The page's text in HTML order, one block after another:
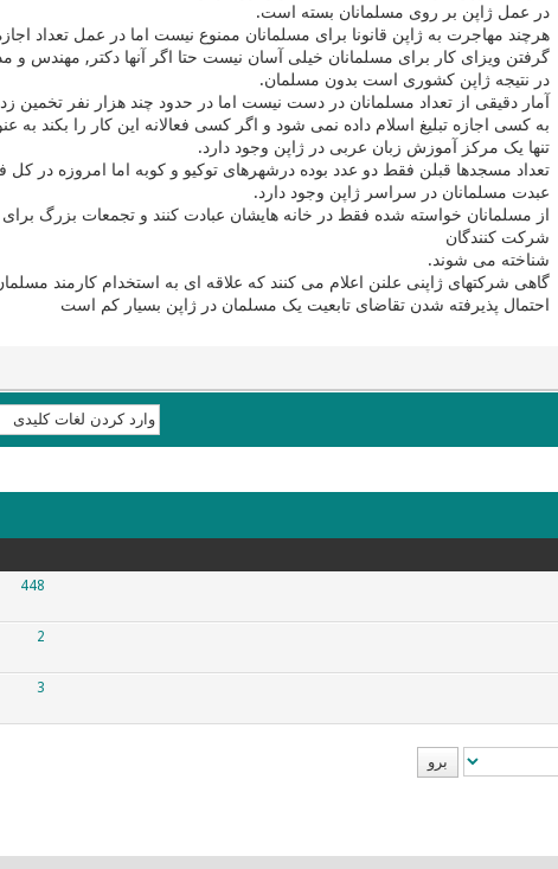
در عمل ژاپن بر روی مسلمانان بسته است.
هرچند مهاجرت به ژاپن قانونا برای مسلمانان ممنوع نیست اما در عمل تعداد
گرفتن ویزای کار برای مسلمانان خیلی آسان نیست حتا اگر آنها دکتر, مهندس و
در نتیجه ژاپن کشوری است بدون مسلمان.
آمار دقیقی از تعداد مسلمانان در دست نیست اما در حدود چند هزار نفر تخمین
به کسی اجازه تبلیغ اسلام داده نمی شود و اگر کسی فعالانه این کار را بکند
تنها یک مرکز آموزش زبان عربی در ژاپن وجود دارد.
عبدت مسلمانان در سراسر ژاپن وجود دارد.
از مسلمانان خواسته شده فقط در خانه هایشان عبادت کنند و تجمعات بزرگ برای
شرکت کنندگان
شناخته می شوند.
گاهی شرکتهای ژاپنی علنن اعلام می کنند که علاقه ای به استخدام کارمند
احتمال پذیرفته شدن تقاضای تابعیت یک مسلمان در ژاپن بسیار کم است
448
2
3